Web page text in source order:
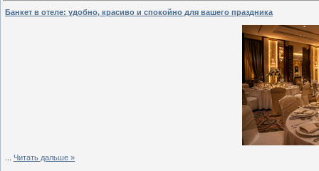
Банкет в отеле: удобно, красиво и спокойно для вашего праздника
Читать дальше »